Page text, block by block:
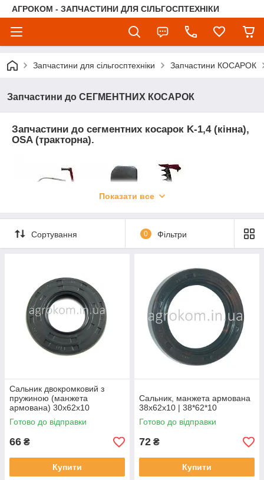
АГРОКОМ - ЗАПЧАСТИНИ ДЛЯ СІЛЬГОСПТЕХНІКИ
Запчастини для сільгосптехніки Запчастини КОСАРОК
Запчастини до СЕГМЕНТНИХ КОСАРОК
Запчастини до сегментних косарок K-1,4 (кінна),
OSA (тракторна).
Показати все
Сортування 0 Фільтри
Сальник двокромковий з
пружиною (манжета
армована) 30x62x10
Готово до відправки
66 ₴
Купити
Сальник, манжета армована
38x62x10 | 38*62*10
Готово до відправки
72 ₴
Купити